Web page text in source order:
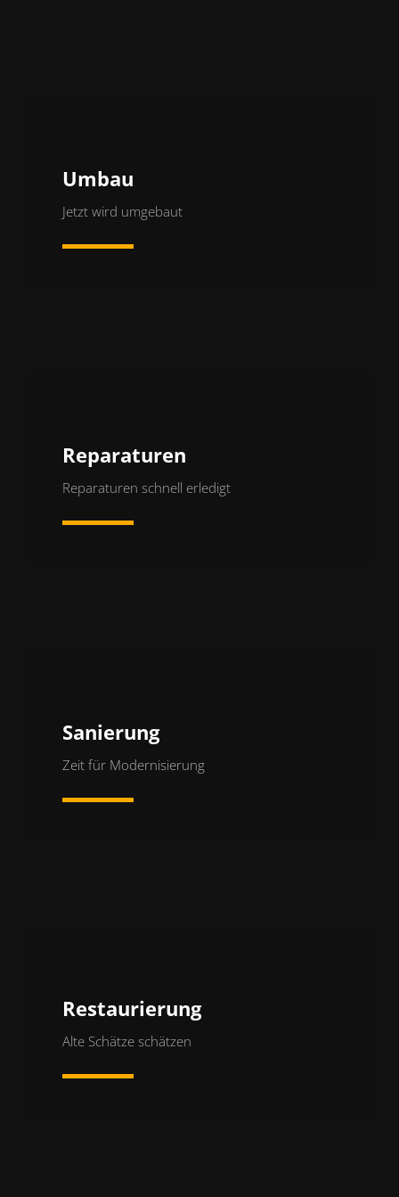
Umbau
Jetzt wird umgebaut
Mehr erfahren
Reparaturen
Reparaturen schnell erledigt
Mehr erfahren
Sanierung
Zeit für Modernisierung
Mehr erfahren
Restaurierung
Alte Schätze schätzen
Mehr erfahren